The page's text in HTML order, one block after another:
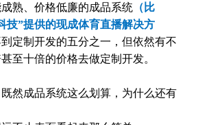
熟、价格低廉的成品系统 （比
技”提供的现成体育直播解决方
到定制开发的五分之一，但依然有不
至十倍的价格去做定制开发。
然成品系统这么划算，为什么还有